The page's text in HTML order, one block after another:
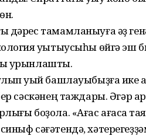
дәрес тамамланыуға әҙ
уҡытыусыһы өйгә
урынлашты.
уҡый башлауыбыҙға ике
сәскәнең таждары. Әгәр
боҙола. «Ағас ағасҡа
сәғәтендә,